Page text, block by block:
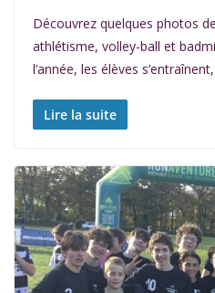
Découvrez quelques photos
athlétisme, volley-ball et
l’année, les élèves s’entraînent,
Lire la suite